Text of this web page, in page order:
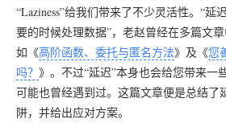
“Laziness”给我们带来了不少灵活性。“延
要的时候处理数据”，老赵曾经在多篇文章
如《高阶函数、委托与匿名方法》及《您
吗？ 》。不过“延迟”本身也会给您带来一
可能也曾经遇到过。这篇文章便是总结了
阱，并给出应对方案。